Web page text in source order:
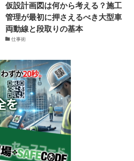
仮設計画図は何から考える？施工
管理が最初に押さえるべき大型車
両動線と段取りの基本
仕事術